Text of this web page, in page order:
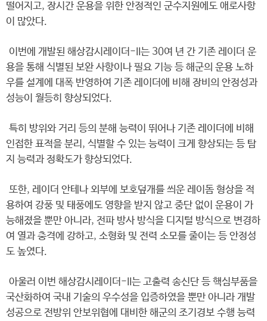
떨어지고, 장시간 운용을 위한 안정적인 군수지원에도 애로사항
이 많았다.
이번에 개발된 해상감시레이더-II는 30여 년 간 기존 레이더 운
용을 통해 식별된 보완 사항이나 필요 기능 등 해군의 운용 노하
우를 설계에 대폭 반영하여 기존 레이더에 비해 장비의 안정성과
성능이 월등히 향상되었다.
특히 방위와 거리 등의 분해 능력이 뛰어나 기존 레이더에 비해
인접한 표적을 분리, 식별할 수 있는 능력이 크게 향상되는 등 탐
지 능력과 정확도가 향상되었다.
또한, 레이더 안테나 외부에 보호덮개를 씌운 레이돔 형상을 적
용하여 강풍 및 태풍에도 영향을 받지 않고 중단 없이 운용이 가
능해졌을 뿐만 아니라, 전파 방사 방식을 디지털 방식으로 변경하
여 열과 충격에 강하고, 소형화 및 전력 소모를 줄이는 등 안정성
도 높였다.
아울러 이번 해상감시레이더-II는 고출력 송신단 등 핵심부품을
국산화하여 국내 기술의 우수성을 입증하였을 뿐만 아니라 개발
성공으로 전방위 안보위협에 대비한 해군의 조기경보 수행 능력